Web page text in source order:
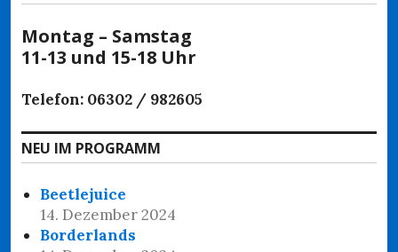
Montag – Samstag
11-13 und 15-18 Uhr
Telefon: 06302 / 982605
NEU IM PROGRAMM
Beetlejuice
14. Dezember 2024
Borderlands